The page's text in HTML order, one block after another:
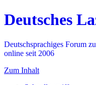
Deutsches
Deutschsprachiges Forum
online seit 2006
Zum Inhalt